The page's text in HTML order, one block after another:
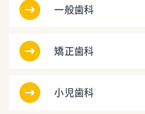
一般歯科
矯正歯科
小児歯科